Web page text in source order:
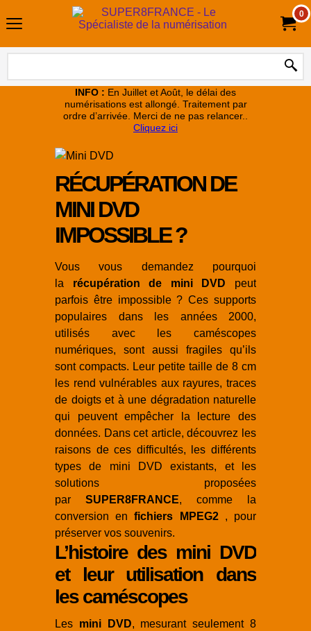
0
INFO : En Juillet et Août, le délai des
numérisations est allongé. Traitement par
ordre d’arrivée. Merci de ne pas relancer..
Cliquez ici
RÉCUPÉRATION DE
MINI DVD
IMPOSSIBLE ?
Vous vous demandez pourquoi
la récupération de mini DVD peut
parfois être impossible ? Ces supports
populaires dans les années 2000,
utilisés avec les caméscopes
numériques, sont aussi fragiles qu’ils
sont compacts. Leur petite taille de 8 cm
les rend vulnérables aux rayures, traces
de doigts et à une dégradation naturelle
qui peuvent empêcher la lecture des
données. Dans cet article, découvrez les
raisons de ces difficultés, les différents
types de mini DVD existants, et les
solutions proposées
par SUPER8FRANCE, comme la
conversion enfichiers MPEG2, pour
préserver vos souvenirs.
L’histoire des mini DVD
et leur utilisation dans
les caméscopes
Les mini DVD, mesurant seulement 8